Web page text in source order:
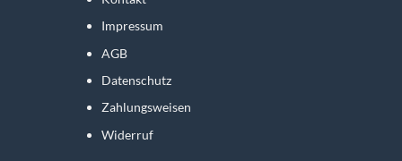
Impressum
AGB
Datenschutz
Zahlungsweisen
Widerruf